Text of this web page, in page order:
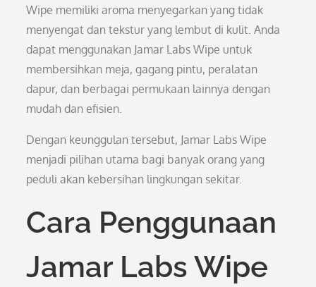
Wipe memiliki aroma menyegarkan yang tidak
menyengat dan tekstur yang lembut di kulit. Anda
dapat menggunakan Jamar Labs Wipe untuk
membersihkan meja, gagang pintu, peralatan
dapur, dan berbagai permukaan lainnya dengan
mudah dan efisien.
Dengan keunggulan tersebut, Jamar Labs Wipe
menjadi pilihan utama bagi banyak orang yang
peduli akan kebersihan lingkungan sekitar.
Cara Penggunaan
Jamar Labs Wipe